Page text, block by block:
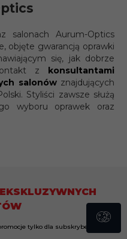
salonach Aurum-Optics
objęte gwarancją oprawki
się, jak dobrze
z konsultantami
salonówznajdujących
Styliści zawsze służą
wyboru oprawek oraz
tylko dla subskrybentów